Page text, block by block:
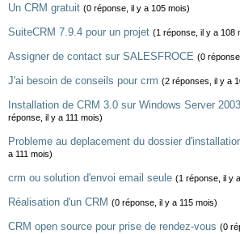
Un CRM gratuit (0 réponse, il y a 105 mois)
SuiteCRM 7.9.4 pour un projet (1 réponse, il y a 108
Assigner de contact sur SALESFROCE (0
J'ai besoin de conseils pour crm (2 réponses, il y a
Installation de CRM 3.0 sur Windows Server
réponse, il y a 111 mois)
Probleme au deplacement du dossier
a 111 mois)
crm ou solution d'envoi email seule (1 réponse, il y
Réalisation d'un CRM (0 réponse, il y a 115 mois)
CRM open source pour prise de rendez-vous (0